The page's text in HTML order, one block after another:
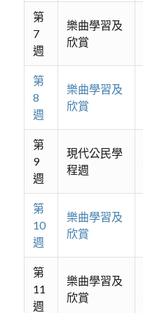
第
7
週
樂曲學習及
欣賞
第
8
週
樂曲學習及
欣賞
第
9
週
現代公民學
程週
第
10
週
樂曲學習及
欣賞
第
11
週
樂曲學習及
欣賞